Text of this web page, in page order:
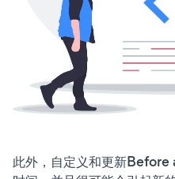
此外，自定义和更新